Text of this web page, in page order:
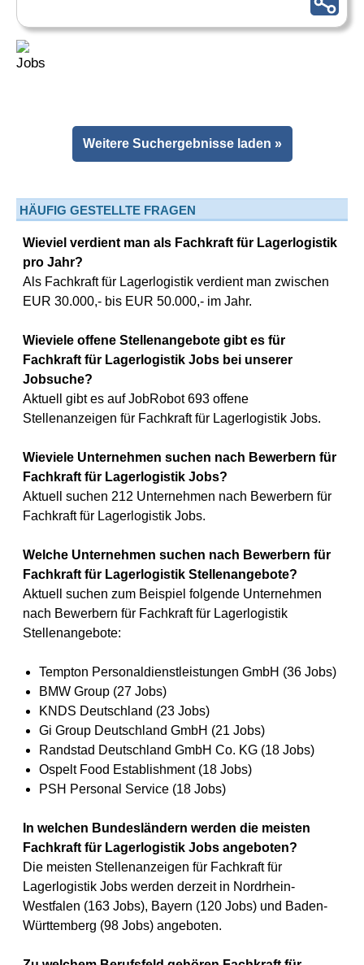
Weitere Suchergebnisse laden »
HÄUFIG GESTELLTE FRAGEN
Wieviel verdient man als Fachkraft für Lagerlogistik
pro Jahr?
Als Fachkraft für Lagerlogistik verdient man zwischen
EUR 30.000,- bis EUR 50.000,- im Jahr.
Wieviele offene Stellenangebote gibt es für
Fachkraft für Lagerlogistik Jobs bei unserer
Jobsuche?
Aktuell gibt es auf JobRobot 693 offene
Stellenanzeigen für Fachkraft für Lagerlogistik Jobs.
Wieviele Unternehmen suchen nach Bewerbern für
Fachkraft für Lagerlogistik Jobs?
Aktuell suchen 212 Unternehmen nach Bewerbern für
Fachkraft für Lagerlogistik Jobs.
Welche Unternehmen suchen nach Bewerbern für
Fachkraft für Lagerlogistik Stellenangebote?
Aktuell suchen zum Beispiel folgende Unternehmen
nach Bewerbern für Fachkraft für Lagerlogistik
Stellenangebote:
Tempton Personaldienstleistungen GmbH (36 Jobs)
BMW Group (27 Jobs)
KNDS Deutschland (23 Jobs)
Gi Group Deutschland GmbH (21 Jobs)
Randstad Deutschland GmbH Co. KG (18 Jobs)
Ospelt Food Establishment (18 Jobs)
PSH Personal Service (18 Jobs)
In welchen Bundesländern werden die meisten
Fachkraft für Lagerlogistik Jobs angeboten?
Die meisten Stellenanzeigen für Fachkraft für
Lagerlogistik Jobs werden derzeit in Nordrhein-
Westfalen (163 Jobs), Bayern (120 Jobs) und Baden-
Württemberg (98 Jobs) angeboten.